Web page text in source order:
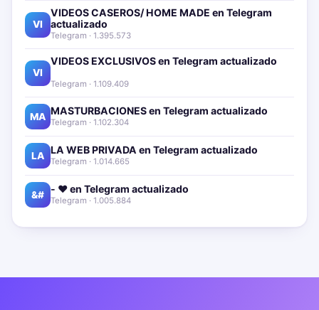
VI
VIDEOS CASEROS/ HOME MADE en Telegram
actualizado📱🔥
Telegram · 1.395.573
VI
VIDEOS EXCLUSIVOS en Telegram actualizado📱
Telegram · 1.109.409
MA MASTURBACIONES en Telegram actualizado📱🔥
Telegram · 1.102.304
LA LA WEB PRIVADA en Telegram actualizado📱🔥
Telegram · 1.014.665
&# - ❤️ en Telegram actualizado📱🔥
Telegram · 1.005.884